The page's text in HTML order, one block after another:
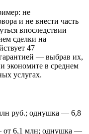
не
и не внести часть
впоследствии
сделки на
47
— выбрав их,
экономите в среднем
услугах.
руб.; однушка — 6,8
от 6,1 млн; однушка —